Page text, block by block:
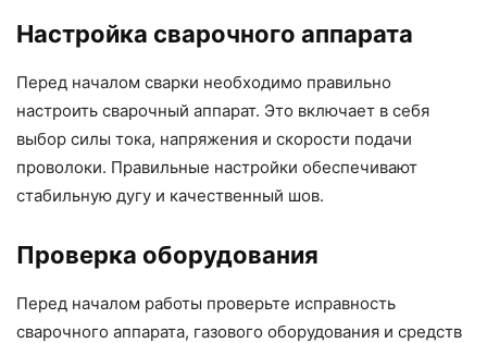
Настройка сварочного аппарата
Перед началом сварки необходимо правильно
настроить сварочный аппарат. Это включает в себя
выбор силы тока, напряжения и скорости подачи
проволоки. Правильные настройки обеспечивают
стабильную дугу и качественный шов.
Проверка оборудования
Перед началом работы проверьте исправность
сварочного аппарата, газового оборудования и средств